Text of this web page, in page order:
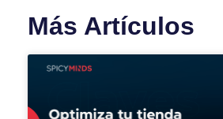
Más Artículos